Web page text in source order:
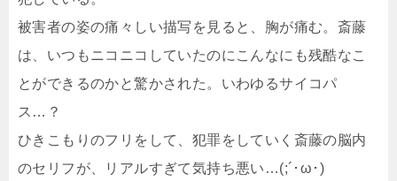
被害者の姿の痛々しい描写を見ると、胸が痛む。斎藤
は、いつもニコニコしていたのにこんなにも残酷なこ
とができるのかと驚かされた。いわゆるサイコパ
ス…？
ひきこもりのフリをして、犯罪をしていく斎藤の脳内
のセリフが、リアルすぎて気持ち悪い…(;´･ω･)